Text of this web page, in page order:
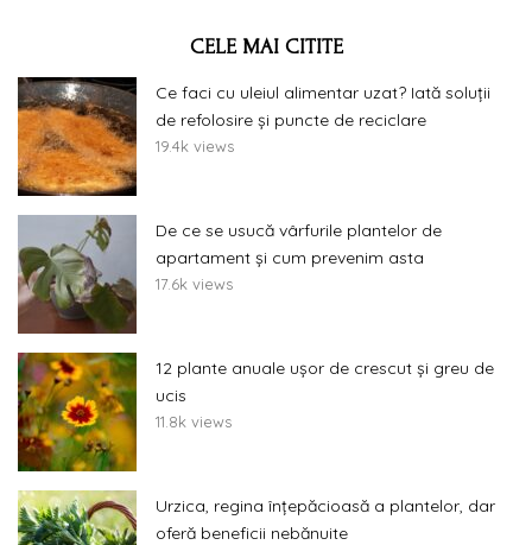
CELE MAI CITITE
Ce faci cu uleiul alimentar uzat? Iată soluții
de refolosire și puncte de reciclare
19.4k views
De ce se usucă vârfurile plantelor de
apartament și cum prevenim asta
17.6k views
12 plante anuale ușor de crescut și greu de
ucis
11.8k views
Urzica, regina înțepăcioasă a plantelor, dar
oferă beneficii nebănuite